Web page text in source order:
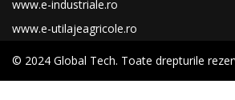
www.e-industriale.ro
www.e-utilajeagricole.ro
© 2024 Global Tech. Toate drepturile